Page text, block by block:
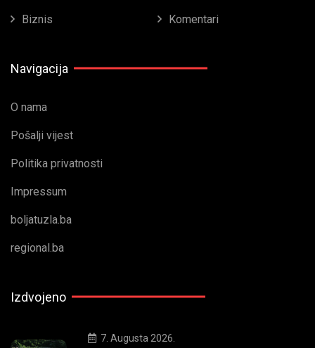
Biznis Komentari
Navigacija
O nama
Pošalji vijest
Politika privatnosti
Impressum
boljatuzla.ba
regional.ba
Izdvojeno
7. Augusta 2026.